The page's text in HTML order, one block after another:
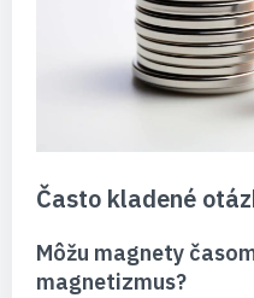
Často kladené
Môžu magnety
magnetizmus?